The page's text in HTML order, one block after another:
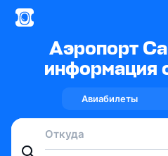
Аэропорт
информация
Авиабилеты